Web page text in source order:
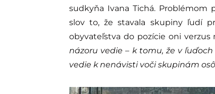
sudkyňa Ivana Tichá.
slov to, že stavala skupiny ľudí
obyvateľstva do pozície oni verzus
názoru vedie – k tomu, že v
vedie k nenávisti voči skupinám